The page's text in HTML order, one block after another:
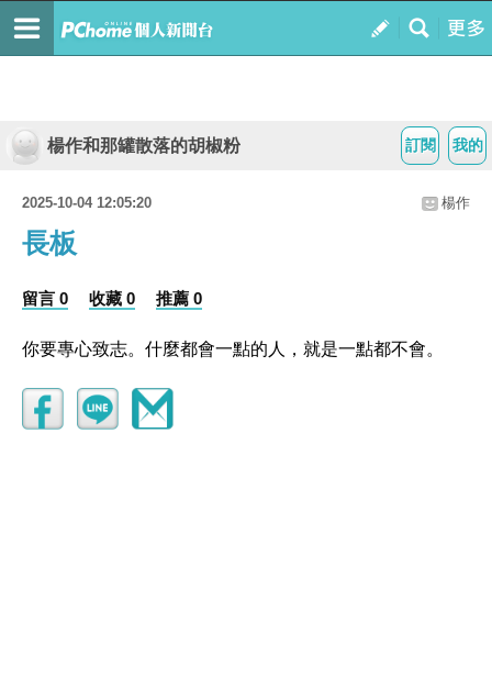
我的
訂閱
楊作和那罐散落的胡椒粉
2025-10-04 12:05:20 楊作
長板
留言 0 收藏 0 推薦 0
你要專心致志。什麼都會一點的人，就是一點都不會。